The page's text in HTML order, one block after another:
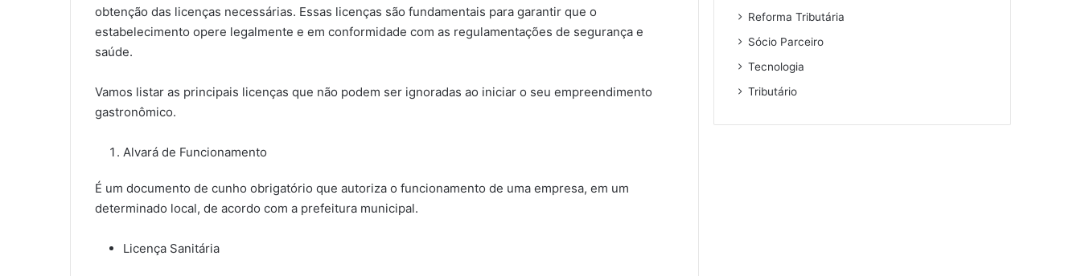
obtenção das licenças necessárias. Essas licenças são fundamentais para garantir que o
estabelecimento opere legalmente e em conformidade com as regulamentações de segurança e
saúde.
Vamos listar as principais licenças que não podem ser ignoradas ao iniciar o seu empreendimento
gastronômico.
Alvará de Funcionamento
É um documento de cunho obrigatório que autoriza o funcionamento de uma empresa, em um
determinado local, de acordo com a prefeitura municipal.
Licença Sanitária
Reforma Tributária
Sócio Parceiro
Tecnologia
Tributário